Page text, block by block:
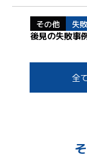
その他 失
後見の失敗事
全